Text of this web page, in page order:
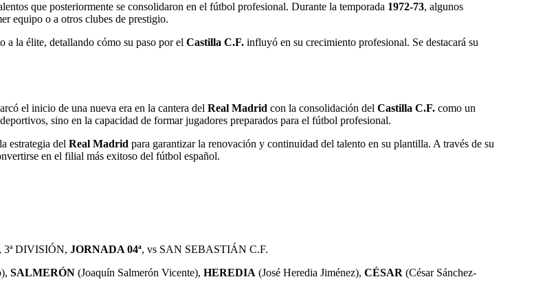
que posteriormente se consolidaron en el fútbol profesional. Durante la temporada 1972-73, algunos
equipo o a otros clubes de prestigio.
a la élite, detallando cómo su paso por el Castilla C.F. influyó en su crecimiento profesional. Se destacará su
el inicio de una nueva era en la cantera del Real Madrid con la consolidación del Castilla C.F. como un
sino en la capacidad de formar jugadores preparados para el fútbol profesional.
estrategia del Real Madrid para garantizar la renovación y continuidad del talento en su plantilla. A través de su
en el filial más exitoso del fútbol español.
3ª DIVISIÓN, JORNADA 04ª, vs SAN SEBASTIÁN C.F.
SALMERÓN (Joaquín Salmerón Vicente), HEREDIA (José Heredia Jiménez), CÉSAR (César Sánchez-